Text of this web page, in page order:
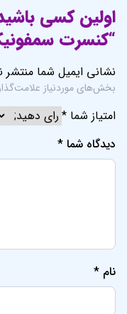
اولین کسی
“کنسرت
نشانی ایمیل شما
بخش‌های موردنیاز
امتیاز شما *
دیدگاه شما *
نام *